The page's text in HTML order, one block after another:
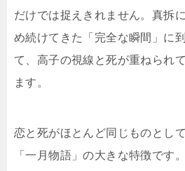
だけでは捉えきれません。真拆
め続けてきた「完全な瞬間」に
て、高子の視線と死が重ねられ
ます。
恋と死がほとんど同じものとし
「一月物語」の大きな特徴です